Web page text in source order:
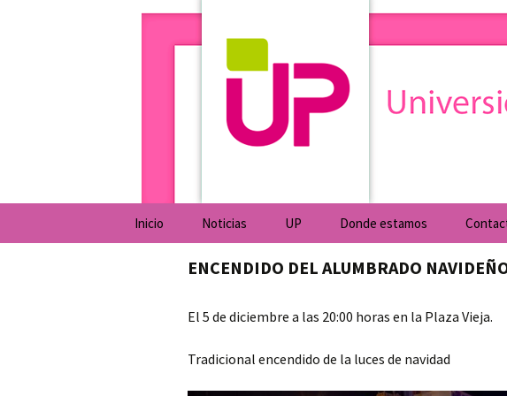
Universidad
Universidad Popular de Villarrobledo.
Inicio Noticias UP
Biblioteca UP
Donde estamos
ENCENDIDO DEL ALUMBRADO
El 5 de diciembre a las 20:00 horas en la Plaza Vieja.
Tradicional encendido de la luces de navidad